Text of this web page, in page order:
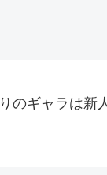
のギャラは新